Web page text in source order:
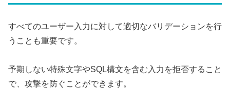
すべてのユーザー入力に対して適切なバリデーションを行
うことも重要です。
予期しない特殊文字やSQL構文を含む入力を拒否すること
で、攻撃を防ぐことができます。